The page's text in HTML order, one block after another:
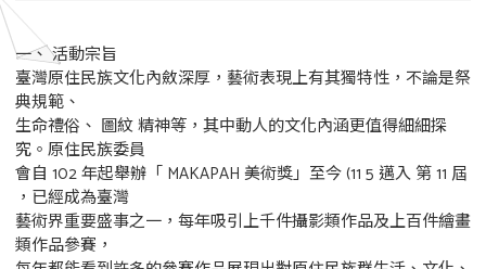
一、 活動宗旨
臺灣原住民族文化內斂深厚，藝術表現上有其獨特性，不論是祭
典規範、
生命禮俗、 圖紋 精神等，其中動人的文化內涵更值得細細探
究。原住民族委員
會自 102 年起舉辦「 MAKAPAH 美術獎」至今 (11 5 邁入 第 11 屆
，已經成為臺灣
藝術界重要盛事之一，每年吸引上千件攝影類作品及上百件繪畫
類作品參賽，